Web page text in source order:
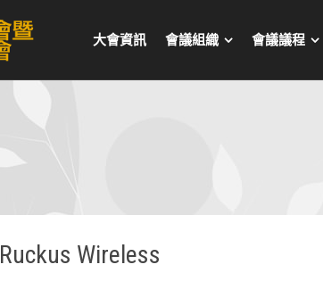
大會資訊 會議組織 會議議程
Ruckus Wireless